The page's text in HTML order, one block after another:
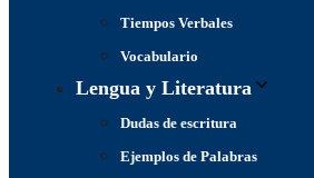
Tiempos Verbales
Vocabulario
Lengua y Literatura
Dudas de escritura
Ejemplos de Palabras